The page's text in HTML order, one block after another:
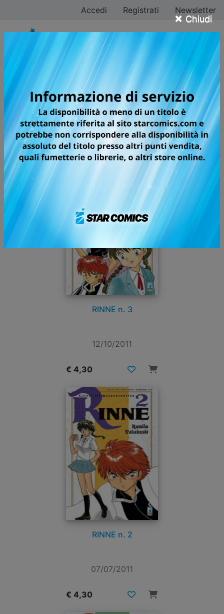
× Chiudi
Accedi Registrati Newsletter
Rumiko Takahashi
Tutti i fumetti
Pagina 8 di 8
RINNE n. 3
12/10/2011
€ 4,30
RINNE n. 2
07/07/2011
€ 4,30